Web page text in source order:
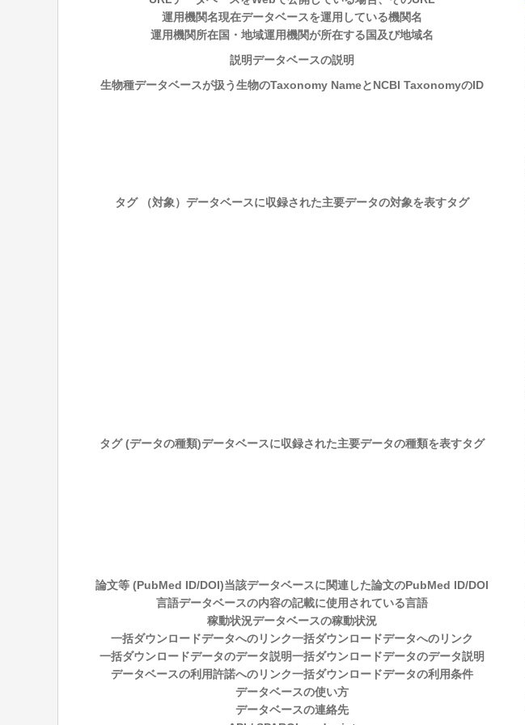
運用機関名現在データベースを運用している機関名
運用機関所在国・地域運用機関が所在する国及び地域名
説明データベースの説明
生物種データベースが扱う生物のTaxonomy NameとNCBI TaxonomyのID
タグ （対象） データベースに収録された主要データの対象を表すタグ
タグ (データの種類)データベースに収録された主要データの種類を表すタグ
論文等 (PubMed ID/DOI)当該データベースに関連した論文のPubMed ID/DOI
言語データベースの内容の記載に使用されている言語
稼動状況データベースの稼動状況
一括ダウンロードデータへのリンク一括ダウンロードデータへのリンク
一括ダウンロードデータのデータ説明一括ダウンロードデータのデータ説明
データベースの利用許諾へのリンク一括ダウンロードデータの利用条件
データベースの使い方
データベースの連絡先